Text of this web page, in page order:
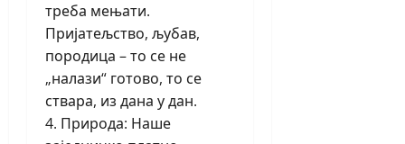
треба мењати.
Пријатељство, љубав,
породица – то се не
„налази“ готово, то се
ствара, из дана у дан.
4. Природа: Наше